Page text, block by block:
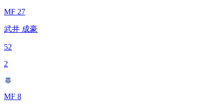
MF 27
武井 成豪
52
2
MF 8